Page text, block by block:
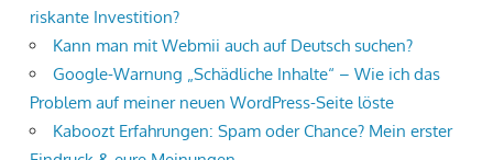
riskante Investition?
Kann man mit Webmii auch auf Deutsch suchen?
Google-Warnung „Schädliche Inhalte“ – Wie ich das
Problem auf meiner neuen WordPress-Seite löste
Kaboozt Erfahrungen: Spam oder Chance? Mein erster